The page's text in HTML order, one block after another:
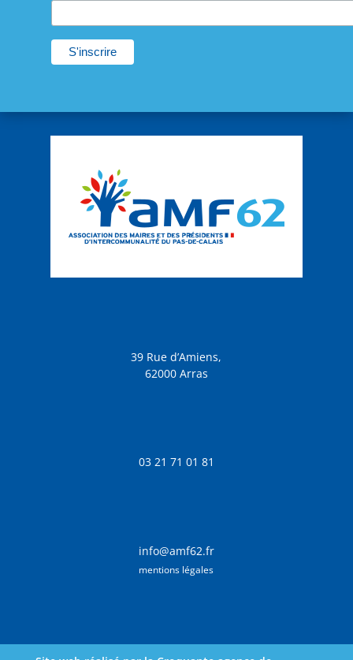
39 Rue d’Amiens,
62000 Arras
03 21 71 01 81
info@amf62.fr
mentions légales